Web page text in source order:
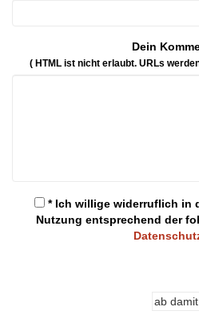
Dein
( HTML ist nicht erlaubt. URLs
* Ich willige widerruflich in
Nutzung entsprechend der